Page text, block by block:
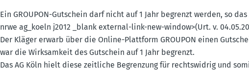
Ein GROUPON-Gutschein darf nicht auf 1 Jahr begrenzt werden, so
nrwe ag_koeln j2012 _blank external-link-new-window>(Urt. v.
Der Kläger erwarb über die Online-Plattform GROUPON einen
war die Wirksamkeit des Gutschein auf 1 Jahr begrenzt.
Das AG Köln hielt diese zeitliche Begrenzung für rechts­widrig und